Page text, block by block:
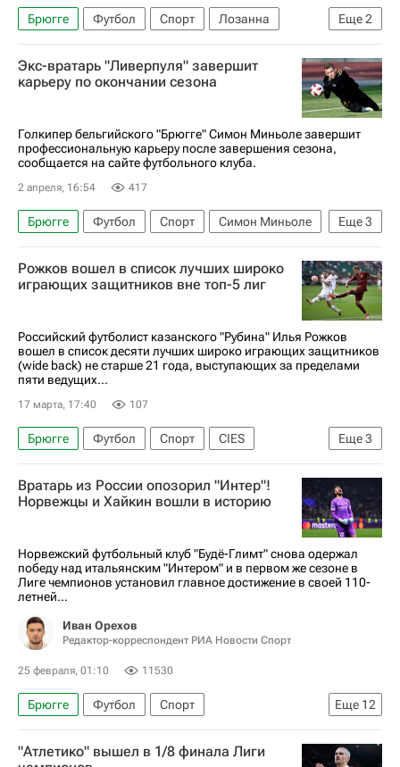
Еще2
Брюгге Футбол Спорт
Лозанна
Реал Мадрид
Пари Сен-Жермен (ПСЖ)
Экс-вратарь "Ливерпуля" завершит
карьеру по окончании сезона
Голкипер бельгийского "Брюгге" Симон Миньоле завершит
профессиональную карьеру после завершения сезона,
сообщается на сайте футбольного клуба.
2 апреля, 16:54 417
Еще3
Брюгге Футбол Спорт
Симон Миньоле
Сент-Трюйден
Лига чемпионов УЕФА 2026-2027
Ливерпуль
Рожков вошел в список лучших широко
играющих защитников вне топ-5 лиг
Российский футболист казанского "Рубина" Илья Рожков
вошел в список десяти лучших широко играющих защитников
(wide back) не старше 21 года, выступающих за пределами
пяти ведущих...
17 марта, 17:40 107
Еще3
Брюгге Футбол Спорт
CIES
Илья Рожков
Рубин Твенте
Вратарь из России опозорил "Интер"!
Норвежцы и Хайкин вошли в историю
Норвежский футбольный клуб "Будё-Глимт" снова одержал
победу над итальянским "Интером" и в первом же сезоне в
Лиге чемпионов установил главное достижение в своей 110-
летней...
Иван Орехов
Редактор-корреспондент РИА Новости Спорт
25 февраля, 01:10 11530
Еще 12
Брюгге Футбол
Спорт
Авторы РИА Новости Спорт
Материалы РИА Спорт
"Атлетико" вышел в 1/8 финала Лиги